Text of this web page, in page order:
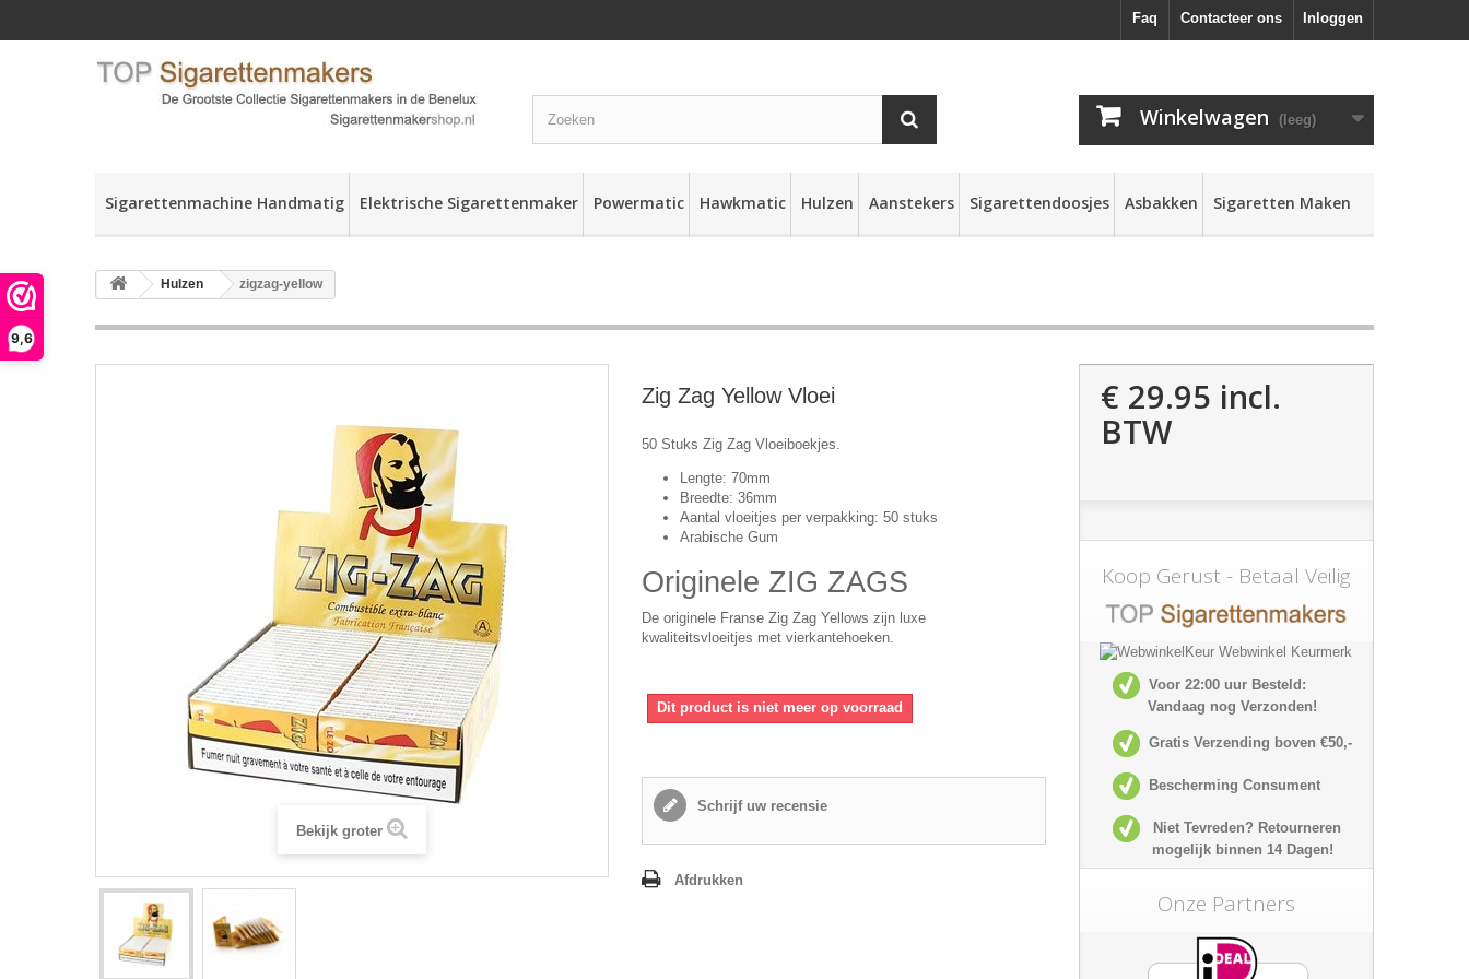
9,6
Inloggen
Contacteer ons
Faq
Winkelwagen (leeg)
Sigarettenmachine Handmatig Elektrische Sigarettenmaker Powermatic Hawkmatic Hulzen Aanstekers Sigarettendoosjes Asbakken Sigaretten Maken
Hulzen zigzag-yellow
Bekijk groter
Zig Zag Yellow Vloei
50 Stuks Zig Zag Vloeiboekjes.
Lengte: 70mm
Breedte: 36mm
Aantal vloeitjes per verpakking: 50 stuks
Arabische Gum
Originele ZIG ZAGS
De originele Franse Zig Zag Yellows zijn luxe
kwaliteitsvloeitjes met vierkantehoeken.
Dit product is niet meer op voorraad
Schrijf uw recensie
Afdrukken
€ 29.95 incl.
BTW
Koop Gerust - Betaal Veilig
Voor 22:00 uur Besteld:
Vandaag nog Verzonden!
Gratis Verzending boven €50,-
Bescherming Consument
Niet Tevreden? Retourneren
mogelijk binnen 14 Dagen!
Onze Partners